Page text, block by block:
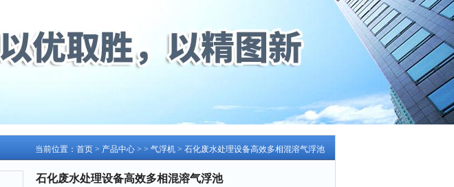
当前位置： 首页 > 产品中心 > > 气浮机 > 石化废水处理设备高效多相混溶气浮池
石化废水处理设备高效多相混溶气浮池